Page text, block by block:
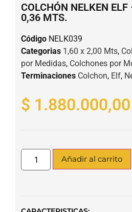
COLCHÓN NELKEN
0,36 MTS.
Código NELK039
Categorias 1,60 x 2,00 Mts,
por Medidas, Colchones por
Terminaciones Colchon, Elf,
$ 1.880.000,00
Añadir al carrito